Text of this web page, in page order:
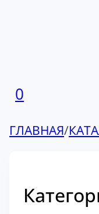
0
ГЛАВНАЯ/